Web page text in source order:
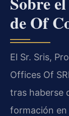
de Of
El Sr. Sris,
Offices Of
tras haberse
formación